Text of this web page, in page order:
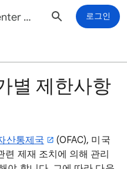
Google Merchant Center 고객센터 로그인
별 제한사항
산통제국
(OFAC), 미국
제재 조치에 의해 관리